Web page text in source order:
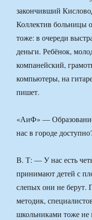
закончивший
Коллектив больницы
тоже: в очереди
деньги. Ребёнок,
компанейский,
компьютеры, на
пишет.
«АиФ» —
нас в городе
В. Т: — У нас есть
принимают детей с
слепых они не берут.
методик,
школьниками тоже не